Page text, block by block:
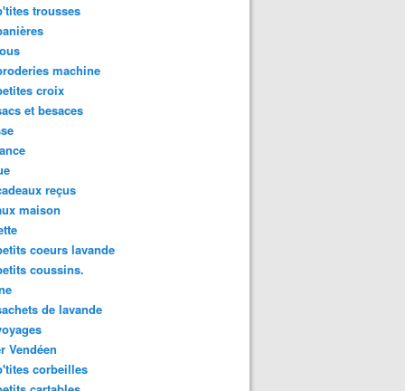
trousses
machine
croix
et besaces
reçus
maison
coeurs lavande
coussins.
de lavande
Vendéen
corbeilles